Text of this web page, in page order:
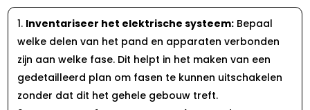
Inventariseer het elektrische systeem: Bepaal
welke delen van het pand en apparaten verbonden
zijn aan welke fase.​ Dit helpt in het maken van een
gedetailleerd plan om fasen te kunnen uitschakelen
zonder dat dit het gehele gebouw treft.​